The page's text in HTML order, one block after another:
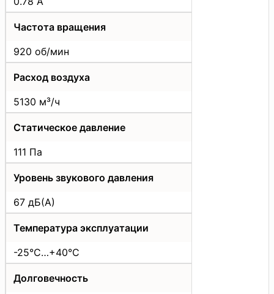
Частота вращения
920 об/мин
Расход воздуха
5130 м³/ч
Статическое давление
111 Па
Уровень звукового давления
67 дБ(А)
Температура эксплуатации
-25°C…+40°C
Долговечность